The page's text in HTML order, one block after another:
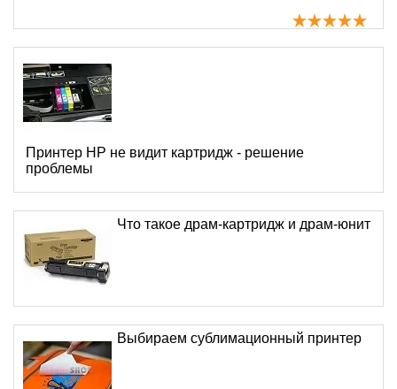
Принтер HP не видит картридж - решение
проблемы
Что такое драм-картридж и драм-юнит
Выбираем сублимационный принтер